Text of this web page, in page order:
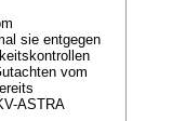
sie entgegen
vom
ASTRA